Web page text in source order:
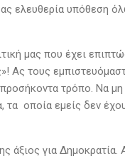
ελευθερία υπόθεση
μας που έχει
Ας τους
τρόπο. Να
τα οποία εμείς δεν
για Δημοκρατία.